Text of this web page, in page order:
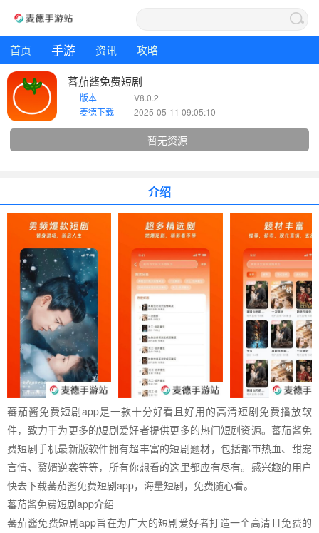
首页 手游 资讯 攻略
蕃茄酱免费短剧
版本
V8.0.2
麦德下载
2025-05-11 09:05:10
暂无资源
介绍
蕃茄酱免费短剧app是一款十分好看且好用的高清短剧免费播放软
件，致力于为更多的短剧爱好者提供更多的热门短剧资源。蕃茄酱免
费短剧手机最新版软件拥有超丰富的短剧题材，包括都市热血、甜宠
言情、赘婿逆袭等等，所有你想看的这里都应有尽有。感兴趣的用户
快去下载蕃茄酱免费短剧app，海量短剧，免费随心看。
蕃茄酱免费短剧app介绍
蕃茄酱免费短剧app旨在为广大的短剧爱好者打造一个高清且免费的